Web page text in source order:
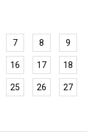
7 8 9
16 17 18
25 26 27